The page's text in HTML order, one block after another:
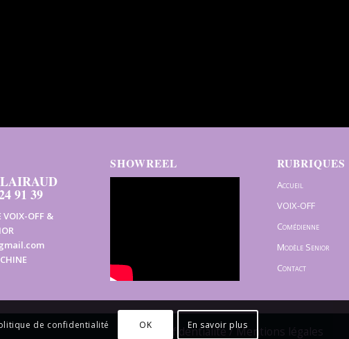
91 39
VOIX-OFF &
SHOWREEL RUBRIQUES
Accueil
VOIX-OFF
Comédienne
Modèle Senior
Contact
Confidentialité / Mentions légales
de confidentialité OK En savoir plus